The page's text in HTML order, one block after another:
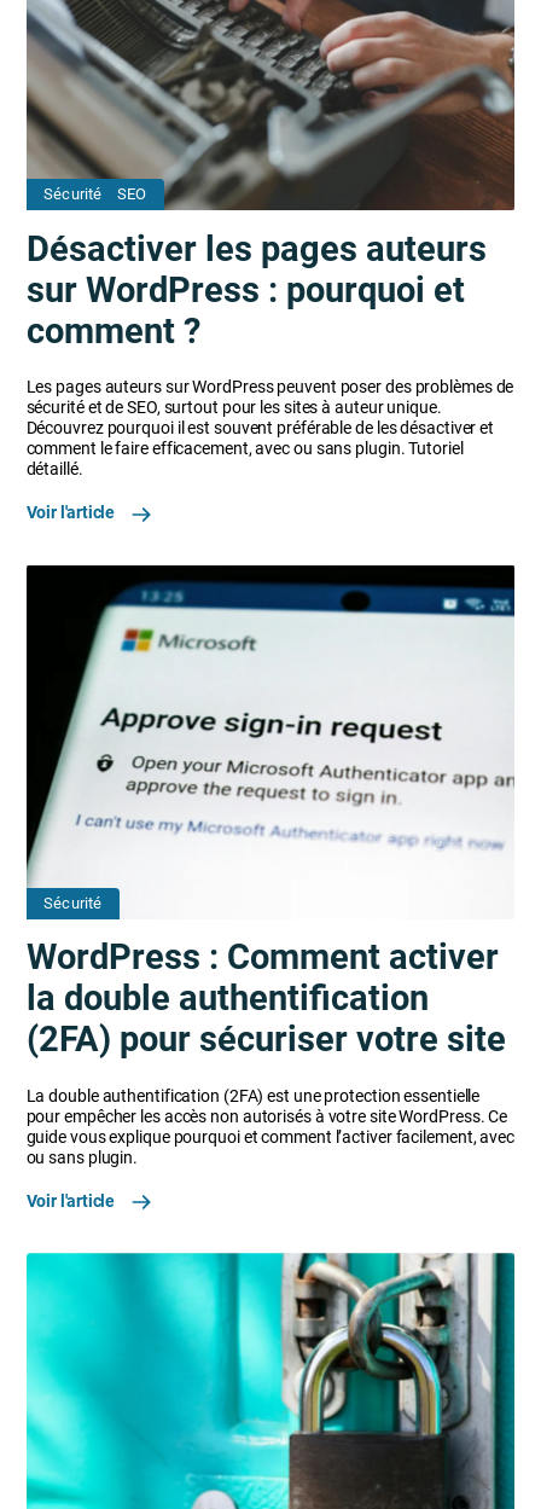
Sécurité SEO
Désactiver les pages auteurs
sur WordPress : pourquoi et
comment ?
Les pages auteurs sur WordPress peuvent poser des problèmes de
sécurité et de SEO, surtout pour les sites à auteur unique.
Découvrez pourquoi il est souvent préférable de les désactiver et
comment le faire efficacement, avec ou sans plugin. Tutoriel
détaillé.
Voir l'article
Sécurité
WordPress : Comment activer
la double authentification
(2FA) pour sécuriser votre site
La double authentification (2FA) est une protection essentielle
pour empêcher les accès non autorisés à votre site WordPress. Ce
guide vous explique pourquoi et comment l’activer facilement, avec
ou sans plugin.
Voir l'article